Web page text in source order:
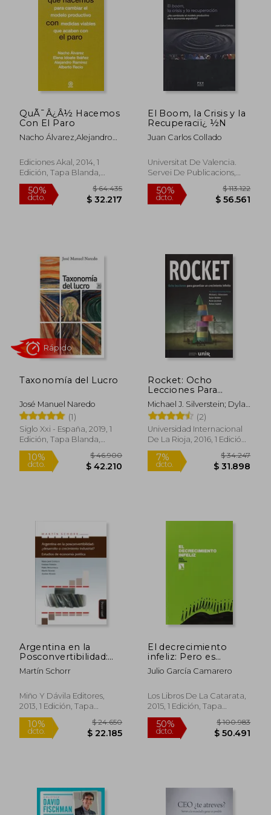
50%
dcto.
40%
dcto. $ 54.494
50%
dcto. $
QuÃ¯Â¿Â½ Hacemos
Con El Paro
Nacho Álvarez,alejandro
Recio,elena Idoate Ibáñez
Ediciones Akal, 2014, 1
Edición, Tapa Blanda,
Nuevo
50%
dcto.
El Boom, la Crisis y la
Recuperaciï¿ ½N
Juan Carlos Collado
Universitat De Valencia.
Servei De Publicacions,
2019, Tapa Blanda, Nuevo
50%
dcto.
Taxonomía del Lucro
José Manuel Naredo
(1)
Siglo Xxi - España, 2019, 1
Edición, Tapa Blanda,
Nuevo
Rocket: Ocho
Lecciones Para
Garantizar un
Crecimiento Infinito
Michael J. Silverstein; Dylan
Bolden; Rune Jacobsen;
Rohan Sajdeh
(2)
Universidad Internacional
De La Rioja, 2016, 1 Edición,
Tapa Blanda, Nuevo
Argentina en la
Posconvertibilidad:
Desarrollo o
Crecimiento
de Economí­A Polí­Tica
Martín Schorr
Miño Y Dávila Editores,
2013, 1 Edición, Tapa
Blanda, Nuevo
El decrecimiento
infeliz: Pero es
posible y urgente
conseguir un
Julio García Camarero
Los Libros De La Catarata,
2015, 1 Edición, Tapa
Blanda, Nuevo